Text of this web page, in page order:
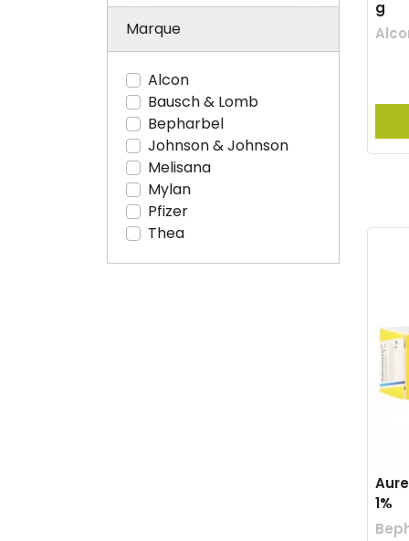
Marque
Alcon
Bausch & Lomb
Bepharbel
Johnson & Johnson
Melisana
Mylan
Pfizer
Thea
g
1%